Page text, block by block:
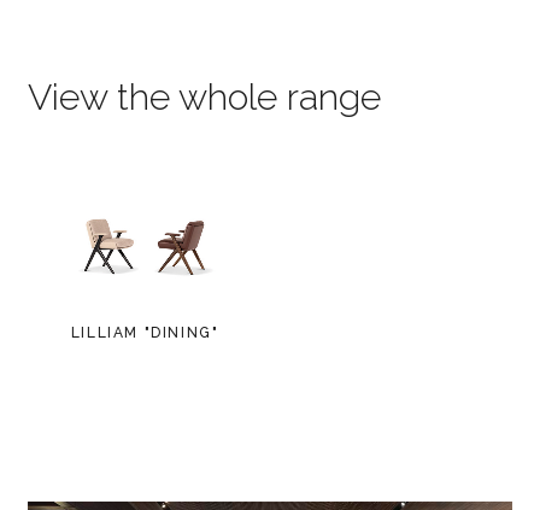
View the whole range
LILLIAM "DINING"